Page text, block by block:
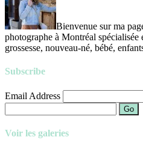
Bienvenue sur ma
photographe à Montréal spécialisée
grossesse, nouveau-né, bébé,
Subscribe
Email Address
Go
Voir les galeries